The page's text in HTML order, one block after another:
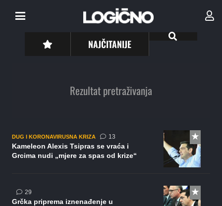
NAJČITANIJE
Rezultat pretraživanja
DUG I KORONAVIRUSNA KRIZA 13komentara
Kameleon Alexis Tsipras se vraća i
Grcima nudi „mjere za spas od krize“
29komentara
Grčka priprema iznenađenje u